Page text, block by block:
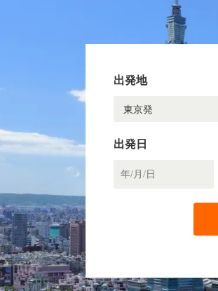
出発地
出発日